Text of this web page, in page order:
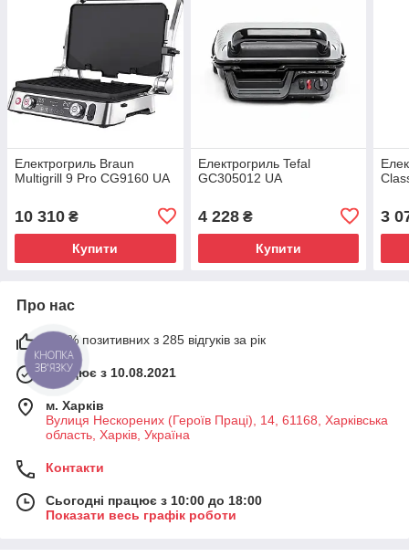
Електрогриль Braun
Multigrill 9 Pro CG9160 UA
10 310 ₴
Купити
Електрогриль Tefal
GC305012 UA
4 228₴
Купити
3
Про нас
100% позитивних з 285 відгуків за рік
Працює з 10.08.2021
м. Харків
Вулиця Нескорених (Героїв Праці), 14, 61168, Харківська
область, Харків, Україна
Контакти
Сьогодні працює з 10:00 до 18:00
Показати весь графік роботи
КНОПКА
ЗВ'ЯЗКУ